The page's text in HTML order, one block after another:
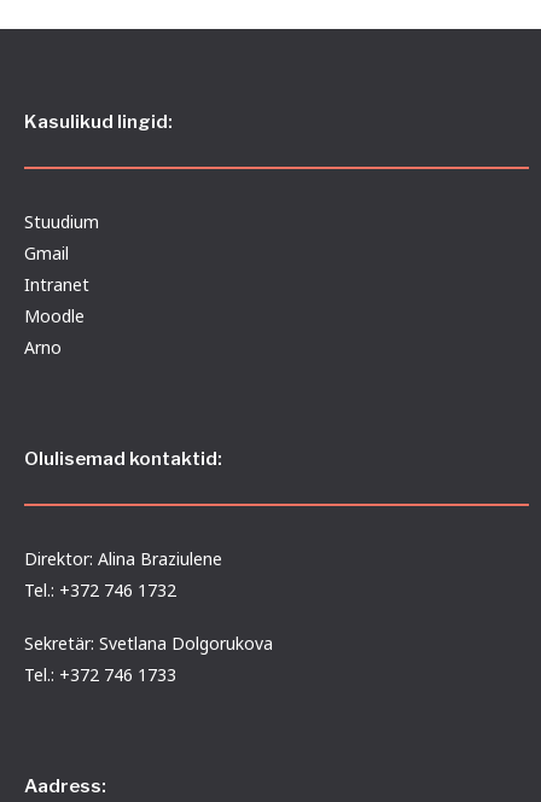
Kasulikud lingid:
Stuudium
Gmail
Intranet
Moodle
Arno
Olulisemad kontaktid:
Direktor: Alina Braziulene
Tel.: +372 746 1732
Sekretär: Svetlana Dolgorukova
Tel.: +372 746 1733
Aadress: